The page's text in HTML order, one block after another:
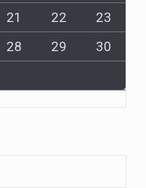
21 22
23
28 29
30